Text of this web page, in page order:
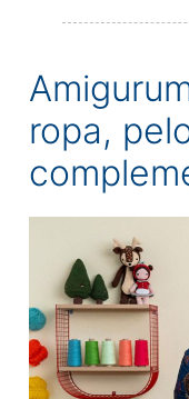
ropa,